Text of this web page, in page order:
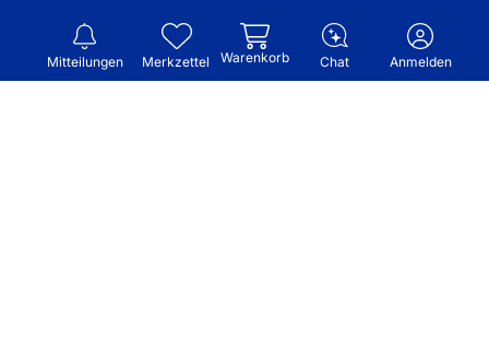
Mitteilungen Merkzettel Warenkorb Chat Anmelden